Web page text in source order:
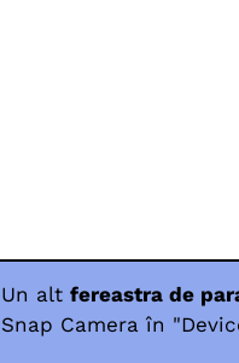
Un alt fereastra de
Snap Camera în